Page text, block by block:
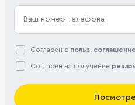
Согласен с польз.
Согласен на получение